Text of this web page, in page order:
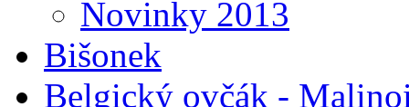
Novinky 2013
Bišonek
Belgický ovčák -